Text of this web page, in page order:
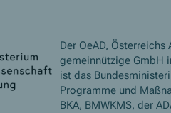
Der OeAD,
gemeinnützige GmbH
ist das
Programme und
BKA, BMWKMS, der